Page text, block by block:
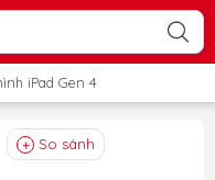
iPad Gen 4
So sánh